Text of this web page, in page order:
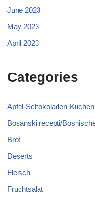
June 2023
May 2023
April 2023
Categories
Apfel-Schokoladen-Kuchen
Bosanski recepti/
Brot
Deserts
Fleisch
Fruchtsalat